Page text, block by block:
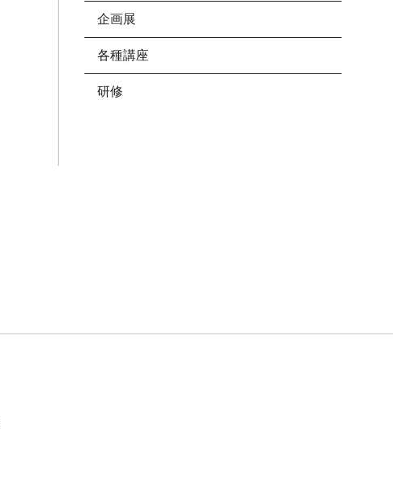
企画展
各種講座
研修